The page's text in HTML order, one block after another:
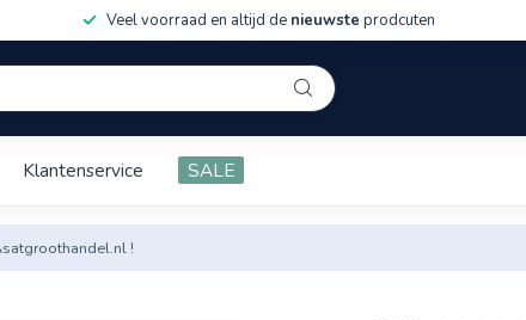
Veel voorraad en altijd de nieuwste prodcuten
Klantenservice SALE
!